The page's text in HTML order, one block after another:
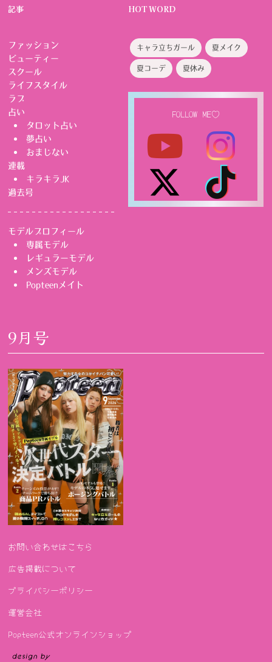
記事
ファッション
ビューティー
スクール
ライフスタイル
ラブ
占い
タロット占い
夢占い
おまじない
連載
キラキラJK
過去号
モデルプロフィール
専属モデル
レギュラーモデル
メンズモデル
Popteenメイト
HOT WORD
キャラ立ちガール 夏メイク
夏コーデ 夏休み
FOLLOW ME♡
9月号
お問い合わせはこちら
広告掲載について
プライバシーポリシー
運営会社
Popteen公式オンラインショップ